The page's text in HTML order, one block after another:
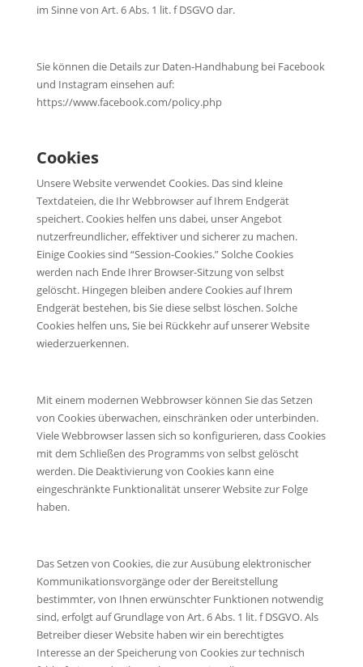
im Sinne von Art. 6 Abs. 1 lit. f DSGVO dar.
Sie können die Details zur Daten-Handhabung bei Facebook
und Instagram einsehen auf:
https://www.facebook.com/policy.php
Cookies
Unsere Website verwendet Cookies. Das sind kleine
Textdateien, die Ihr Webbrowser auf Ihrem Endgerät
speichert. Cookies helfen uns dabei, unser Angebot
nutzerfreundlicher, effektiver und sicherer zu machen.
Einige Cookies sind “Session-Cookies.” Solche Cookies
werden nach Ende Ihrer Browser-Sitzung von selbst
gelöscht. Hingegen bleiben andere Cookies auf Ihrem
Endgerät bestehen, bis Sie diese selbst löschen. Solche
Cookies helfen uns, Sie bei Rückkehr auf unserer Website
wiederzuerkennen.
Mit einem modernen Webbrowser können Sie das Setzen
von Cookies überwachen, einschränken oder unterbinden.
Viele Webbrowser lassen sich so konfigurieren, dass Cookies
mit dem Schließen des Programms von selbst gelöscht
werden. Die Deaktivierung von Cookies kann eine
eingeschränkte Funktionalität unserer Website zur Folge
haben.
Das Setzen von Cookies, die zur Ausübung elektronischer
Kommunikationsvorgänge oder der Bereitstellung
bestimmter, von Ihnen erwünschter Funktionen notwendig
sind, erfolgt auf Grundlage von Art. 6 Abs. 1 lit. f DSGVO. Als
Betreiber dieser Website haben wir ein berechtigtes
Interesse an der Speicherung von Cookies zur technisch